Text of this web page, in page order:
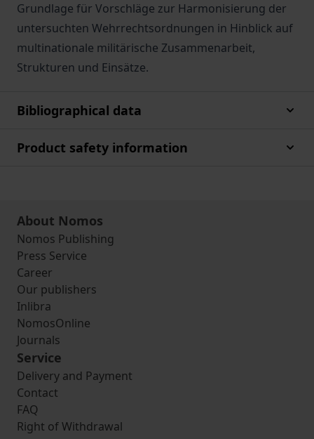
Grundlage für Vorschläge zur Harmonisierung der
untersuchten Wehrrechtsordnungen in Hinblick auf
multinationale militärische Zusammenarbeit,
Strukturen und Einsätze.
Bibliographical data
Product safety information
About Nomos
Nomos Publishing
Press Service
Career
Our publishers
Inlibra
NomosOnline
Journals
Service
Delivery and Payment
Contact
FAQ
Right of Withdrawal